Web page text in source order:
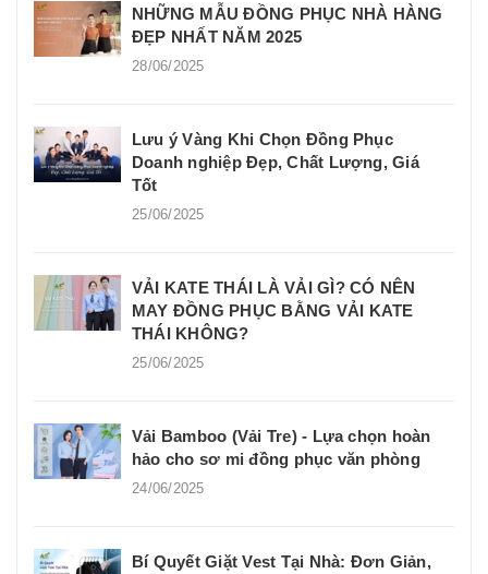
NHỮNG MẪU ĐỒNG PHỤC NHÀ HÀNG
ĐẸP NHẤT NĂM 2025
28/06/2025
Lưu ý Vàng Khi Chọn Đồng Phục
Doanh nghiệp Đẹp, Chất Lượng, Giá
Tốt
25/06/2025
VẢI KATE THÁI LÀ VẢI GÌ? CÓ NÊN
MAY ĐỒNG PHỤC BẰNG VẢI KATE
THÁI KHÔNG?
25/06/2025
Vải Bamboo (Vải Tre) - Lựa chọn hoàn
hảo cho sơ mi đồng phục văn phòng
24/06/2025
Bí Quyết Giặt Vest Tại Nhà: Đơn Giản,